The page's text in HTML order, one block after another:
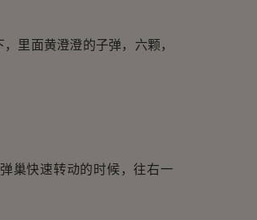
里面黄澄澄的子弹，六颗，
巢快速转动的时候，往右一